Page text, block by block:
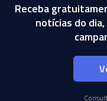
Receba
notícias do